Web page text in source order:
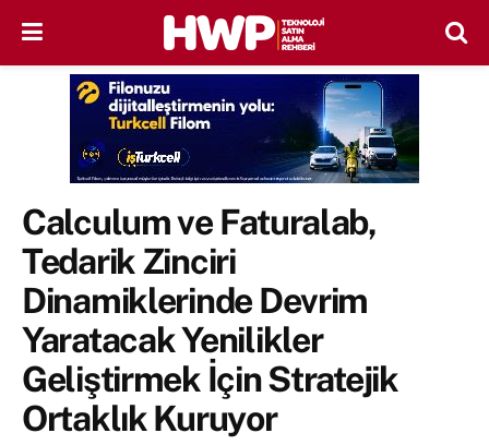
Calculum ve Faturalab,
Tedarik Zinciri
Dinamiklerinde Devrim
Yaratacak Yenilikler
Geliştirmek İçin Stratejik
Ortaklık Kuruyor